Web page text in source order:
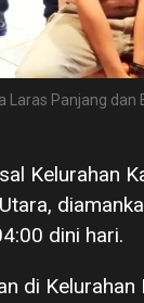
Laras Panjang dan
Kelurahan
dini hari.
di